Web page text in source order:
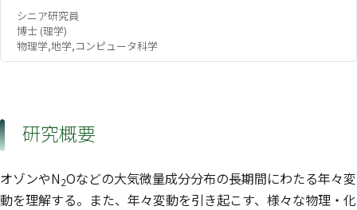
シニア研究員
博士 (理学)
物理学,地学,コンピュータ科学
研究概要
オゾンやN2Oなどの大気微量成分分布の長期間にわたる年々変
動を理解する。また、年々変動を引き起こす、様々な物理・化